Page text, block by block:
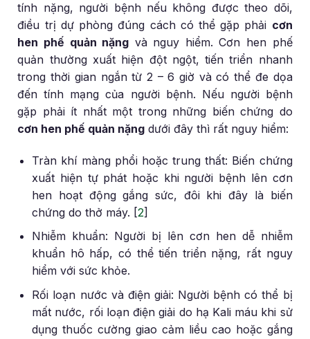
tính nặng, người bệnh nếu không được theo dõi,
điều trị dự phòng đúng cách có thể gặp phải cơn
hen phế quản nặng và nguy hiểm. Cơn hen phế
quản thường xuất hiện đột ngột, tiến triển nhanh
trong thời gian ngắn từ 2 – 6 giờ và có thể đe dọa
đến tính mạng của người bệnh. Nếu người bệnh
gặp phải ít nhất một trong những biến chứng do
cơn hen phế quản nặng dưới đây thì rất nguy hiểm:
Tràn khí màng phổi hoặc trung thất: Biến chứng
xuất hiện tự phát hoặc khi người bệnh lên cơn
hen hoạt động gắng sức, đôi khi đây là biến
chứng do thở máy. [2]
Nhiễm khuẩn: Người bị lên cơn hen dễ nhiễm
khuẩn hô hấp, có thể tiến triển nặng, rất nguy
hiểm với sức khỏe.
Rối loạn nước và điện giải: Người bệnh có thể bị
mất nước, rối loạn điện giải do hạ Kali máu khi sử
dụng thuốc cường giao cảm liều cao hoặc gắng